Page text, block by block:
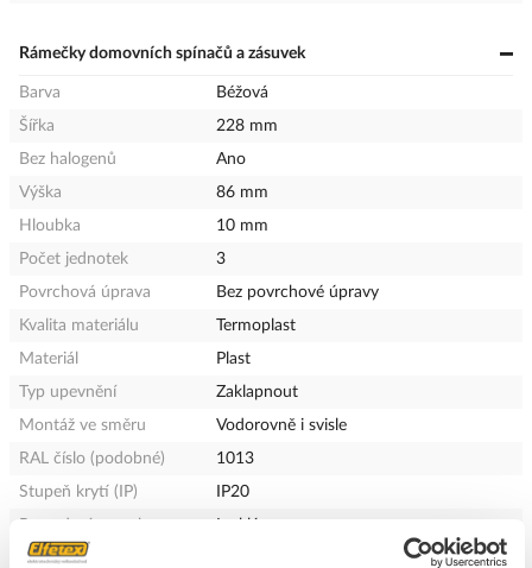
Rámečky domovních spínačů a zásuvek
Barva
Béžová
Šířka
228 mm
Bez halogenů
Ano
Výška
86 mm
Hloubka
10 mm
Počet jednotek
3
Povrchová úprava
Bez povrchové úpravy
Kvalita materiálu
Termoplast
Materiál
Plast
Typ upevnění
Zaklapnout
Montáž ve směru
Vodorovně i svisle
RAL číslo (podobné)
1013
Stupeň krytí (IP)
IP20
Provedení povrchu
Lesklý
Počet horizontálních